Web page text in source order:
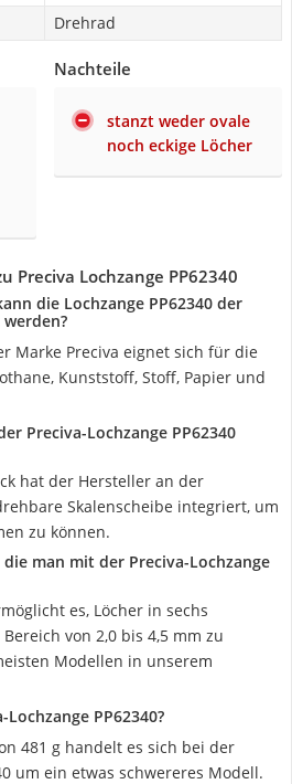
Drehrad
Nachteile
stanzt weder ovale
noch eckige Löcher
Preciva Lochzange PP62340
die Lochzange PP62340 der
Marke Preciva eignet sich für die
Kunststoff, Stoff, Papier und
Preciva-Lochzange PP62340
hat der Hersteller an der
Skalenscheibe integriert, um
zu können.
man mit der Preciva-Lochzange
es, Löcher in sechs
von 2,0 bis 4,5 mm zu
Modellen in unserem
PP62340?
481 g handelt es sich bei der
um ein etwas schwereres Modell.